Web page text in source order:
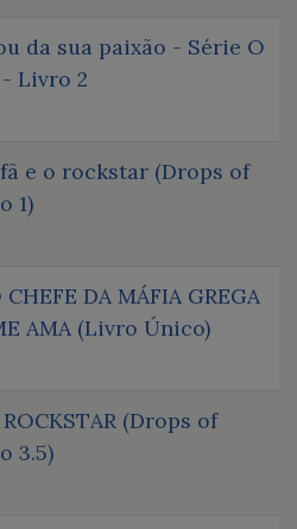
da sua paixão - Série O
Livro 2
e o rockstar (Drops of
1)
DA MÁFIA GREGA
AMA (Livro Único)
(Drops of
3.5)